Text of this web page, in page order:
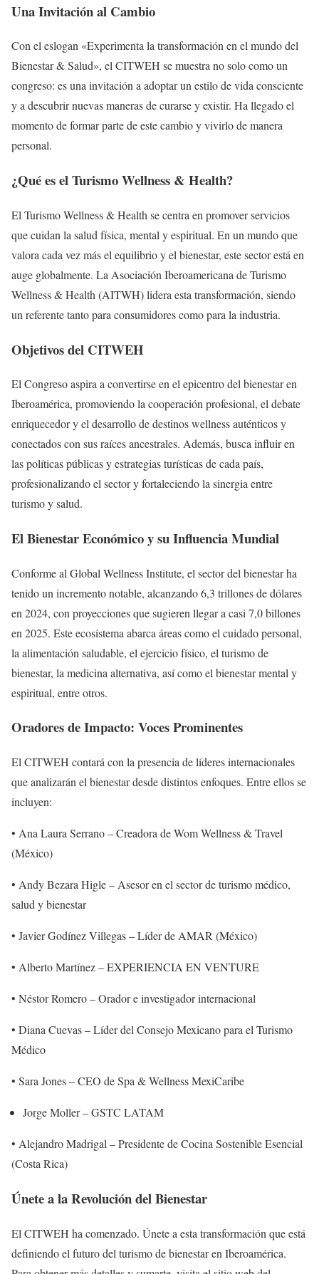
Una Invitación al Cambio
Con el eslogan «Experimenta la transformación en el mundo del
Bienestar & Salud», el CITWEH se muestra no solo como un
congreso: es una invitación a adoptar un estilo de vida consciente
y a descubrir nuevas maneras de curarse y existir. Ha llegado el
momento de formar parte de este cambio y vivirlo de manera
personal.
¿Qué es el Turismo Wellness & Health?
El Turismo Wellness & Health se centra en promover servicios
que cuidan la salud física, mental y espiritual. En un mundo que
valora cada vez más el equilibrio y el bienestar, este sector está en
auge globalmente. La Asociación Iberoamericana de Turismo
Wellness & Health (AITWH) lidera esta transformación, siendo
un referente tanto para consumidores como para la industria.
Objetivos del CITWEH
El Congreso aspira a convertirse en el epicentro del bienestar en
Iberoamérica, promoviendo la cooperación profesional, el debate
enriquecedor y el desarrollo de destinos wellness auténticos y
conectados con sus raíces ancestrales. Además, busca influir en
las políticas públicas y estrategias turísticas de cada país,
profesionalizando el sector y fortaleciendo la sinergia entre
turismo y salud.
El Bienestar Económico y su Influencia Mundial
Conforme al Global Wellness Institute, el sector del bienestar ha
tenido un incremento notable, alcanzando 6,3 trillones de dólares
en 2024, con proyecciones que sugieren llegar a casi 7,0 billones
en 2025. Este ecosistema abarca áreas como el cuidado personal,
la alimentación saludable, el ejercicio físico, el turismo de
bienestar, la medicina alternativa, así como el bienestar mental y
espiritual, entre otros.
Oradores de Impacto: Voces Prominentes
El CITWEH contará con la presencia de líderes internacionales
que analizarán el bienestar desde distintos enfoques. Entre ellos se
incluyen:
• Ana Laura Serrano – Creadora de Wom Wellness & Travel
(México)
• Andy Bezara Higle – Asesor en el sector de turismo médico,
salud y bienestar
• Javier Godínez Villegas – Líder de AMAR (México)
• Alberto Martínez – EXPERIENCIA EN VENTURE
• Néstor Romero – Orador e investigador internacional
• Diana Cuevas – Líder del Consejo Mexicano para el Turismo
Médico
• Sara Jones – CEO de Spa & Wellness MexiCaribe
Jorge Moller – GSTC LATAM
• Alejandro Madrigal – Presidente de Cocina Sostenible Esencial
(Costa Rica)
Únete a la Revolución del Bienestar
El CITWEH ha comenzado. Únete a esta transformación que está
definiendo el futuro del turismo de bienestar en Iberoamérica.